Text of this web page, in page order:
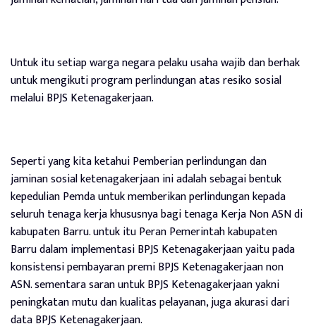
Untuk itu setiap warga negara pelaku usaha wajib dan berhak
untuk mengikuti program perlindungan atas resiko sosial
melalui BPJS Ketenagakerjaan.
Seperti yang kita ketahui Pemberian perlindungan dan
jaminan sosial ketenagakerjaan ini adalah sebagai bentuk
kepedulian Pemda untuk memberikan perlindungan kepada
seluruh tenaga kerja khususnya bagi tenaga Kerja Non ASN di
kabupaten Barru. untuk itu Peran Pemerintah kabupaten
Barru dalam implementasi BPJS Ketenagakerjaan yaitu pada
konsistensi pembayaran premi BPJS Ketenagakerjaan non
ASN. sementara saran untuk BPJS Ketenagakerjaan yakni
peningkatan mutu dan kualitas pelayanan, juga akurasi dari
data BPJS Ketenagakerjaan.